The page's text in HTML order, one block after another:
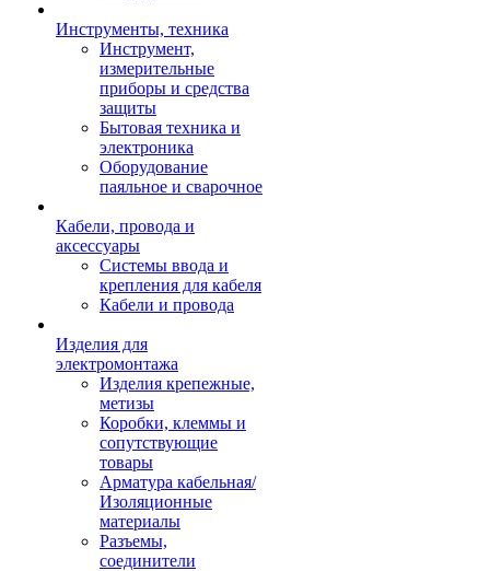
Инструменты, техника
Инструмент,
измерительные
приборы и средства
защиты
Бытовая техника и
электроника
Оборудование
паяльное и сварочное
Кабели, провода и
аксессуары
Системы ввода и
крепления для кабеля
Кабели и провода
Изделия для
электромонтажа
Изделия крепежные,
метизы
Коробки, клеммы и
сопутствующие
товары
Арматура кабельная/
Изоляционные
материалы
Разъемы,
соединители